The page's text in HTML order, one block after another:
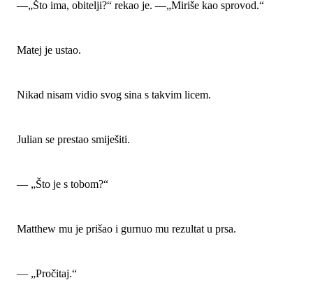
—„Što ima, obitelji?“ rekao je. —„Miriše kao sprovod.“
Matej je ustao.
Nikad nisam vidio svog sina s takvim licem.
Julian se prestao smiješiti.
— „Što je s tobom?“
Matthew mu je prišao i gurnuo mu rezultat u prsa.
— „Pročitaj.“